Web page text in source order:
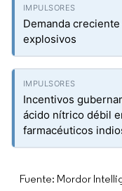
Demanda
explosivos
Incentivos
ácido nítrico débil
farmacéuticos
Fuente: Mordor